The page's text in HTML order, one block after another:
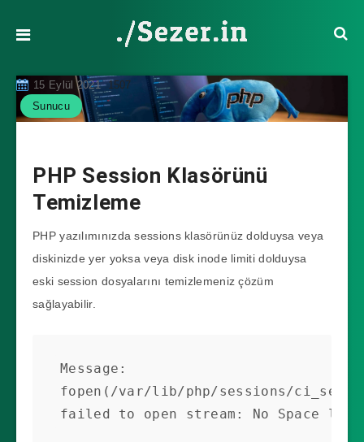
15 Eylül 2021 1507
Sunucu
PHP Session Klasörünü
Temizleme
PHP yazılımınızda sessions klasörünüz dolduysa veya
diskinizde yer yoksa veya disk inode limiti dolduysa
eski session dosyalarını temizlemeniz çözüm
sağlayabilir.
Message:
fopen(/var/lib/php/sessions/
failed to open stream: No Space left